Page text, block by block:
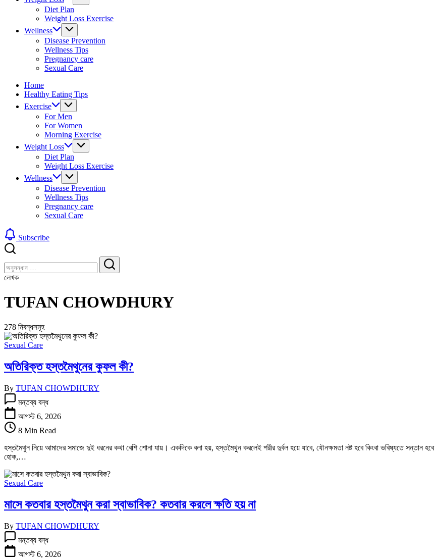
fitness
Diet Plan
Weight Loss Exercise
Wellness
Disease Prevention
Wellness Tips
Pregnancy care
Sexual Care
Home
Healthy Eating Tips
Exercise
For Men
For Women
Morning Exercise
Weight Loss
Diet Plan
Weight Loss Exercise
Wellness
Disease Prevention
Wellness Tips
Pregnancy care
Sexual Care
Subscribe
করুন
খুঁজুন
খুঁজুন
লেখক
TUFAN CHOWDHURY
278 নিবন্ধসমূহ
Sexual Care
অতিরিক্ত হস্তমৈথুনের কুফল কী?
By TUFAN CHOWDHURY
হস্তমৈথুনের
কুফল
তে
মন্তব্য বন্ধ
আগস্ট 6, 2026
8 Min Read
হস্তমৈথুন নিয়ে আমাদের সমাজে দুই ধরনের কথা বেশি শোনা যায়। একদিকে বলা হয়, হস্তমৈথুন করলেই শরীর দুর্বল হয়ে যাবে, যৌনক্ষমতা নষ্ট হবে কিংবা ভবিষ্যতে সন্তান
হোক,…
Sexual Care
মাসে কতবার হস্তমৈথুন করা স্বাভাবিক? কতবার করলে ক্ষতি হয় না
By TUFAN CHOWDHURY
কতবার
হস্তমৈথুন
মন্তব্য বন্ধ
আগস্ট 6, 2026